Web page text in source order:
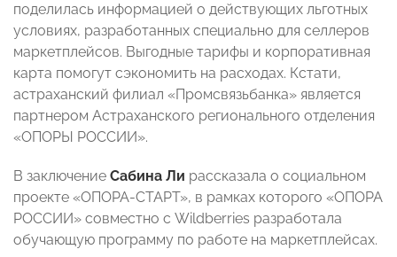
поделилась информацией о действующих льготных
условиях, разработанных специально для селлеров
маркетплейсов. Выгодные тарифы и корпоративная
карта помогут сэкономить на расходах. Кстати,
астраханский филиал «Промсвязьбанка» является
партнером Астраханского регионального отделения
«ОПОРЫ РОССИИ».
В заключение Сабина Ли рассказала о социальном
проекте «ОПОРА-СТАРТ», в рамках которого «ОПОРА
РОССИИ» совместно с Wildberries разработала
обучающую программу по работе на маркетплейсах.